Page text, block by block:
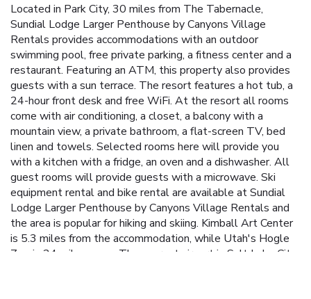
Located in Park City, 30 miles from The Tabernacle,
Sundial Lodge Larger Penthouse by Canyons Village
Rentals provides accommodations with an outdoor
swimming pool, free private parking, a fitness center and a
restaurant. Featuring an ATM, this property also provides
guests with a sun terrace. The resort features a hot tub, a
24-hour front desk and free WiFi. At the resort all rooms
come with air conditioning, a closet, a balcony with a
mountain view, a private bathroom, a flat-screen TV, bed
linen and towels. Selected rooms here will provide you
with a kitchen with a fridge, an oven and a dishwasher. All
guest rooms will provide guests with a microwave. Ski
equipment rental and bike rental are available at Sundial
Lodge Larger Penthouse by Canyons Village Rentals and
the area is popular for hiking and skiing. Kimball Art Center
is 5.3 miles from the accommodation, while Utah's Hogle
Zoo is 24 miles away. The nearest airport is Salt Lake City